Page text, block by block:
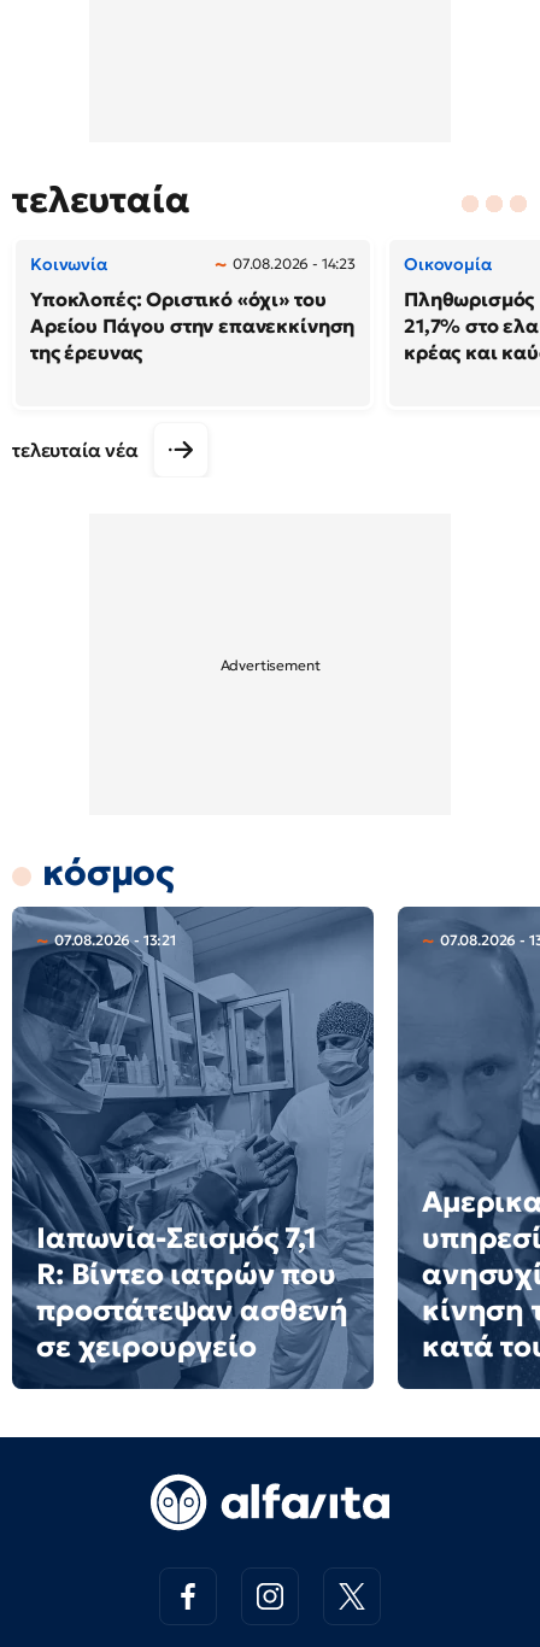
τελευταία
Κοινωνία 07.08.2026 - 14:23
Υποκλοπές: Οριστικό «όχι» του
Αρείου Πάγου στην επανεκκίνηση
της έρευνας
Οικονομία
Πληθωρισμός
21,7% στο
κρέας και
τελευταία νέα
κόσμος
07.08.2026 - 13:21
Ιαπωνία-Σεισμός 7,1
R: Βίντεο ιατρών που
προστάτεψαν ασθενή
σε χειρουργείο
07.08.2026 -
κίνηση
κατά